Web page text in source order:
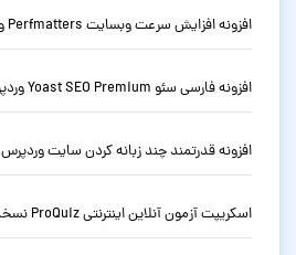
افزونه افزایش سرعت وبسایت Perfmatters وردپرس نسخه 2.6.6
افزونه فارسی سئو Yoast SEO Premium وردپرس نسخه حرفه ای 28.1
افزونه قدرتمند چند زبانه کردن سایت وردپرس WPML نسخه 4.9.6
اسکریپت آزمون آنلاین اینترنتی ProQuiz نسخه 2.0.2